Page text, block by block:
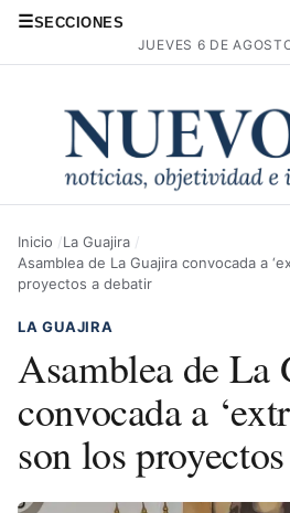
☰SECCIONES
JUEVES 6 DE
Inicio
La Guajira
Asamblea de La Guajira convocada a
proyectos a debatir
LA GUAJIRA
Asamblea de La
convocada a
son los